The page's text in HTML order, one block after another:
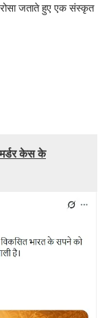
जताते हुए एक संस्कृत
केस के